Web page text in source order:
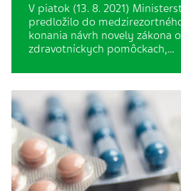
V piatok (13. 8. 2021)
predložilo do
konania návrh novely zákona
zdravotníckych pomôckach,…